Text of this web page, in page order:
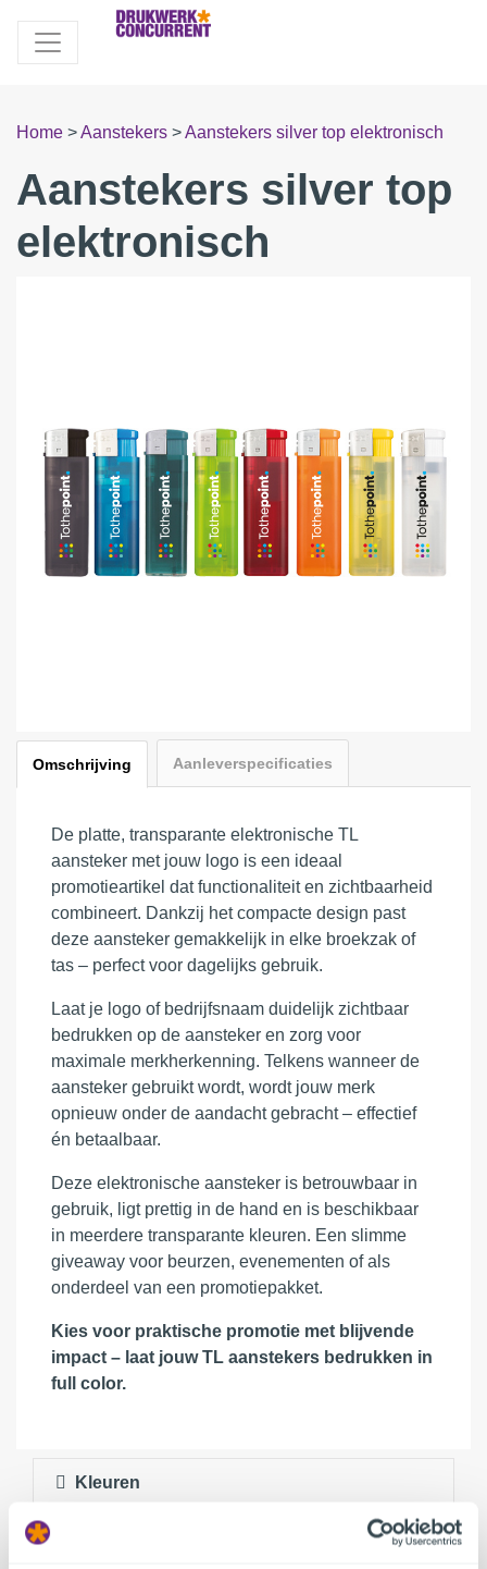
Home >Aanstekers >Aanstekers silver top elektronisch
Aanstekers silver top
elektronisch
Omschrijving Aanleverspecificaties
De platte, transparante elektronische TL
aansteker met jouw logo is een ideaal
promotieartikel dat functionaliteit en zichtbaarheid
combineert. Dankzij het compacte design past
deze aansteker gemakkelijk in elke broekzak of
tas – perfect voor dagelijks gebruik.
Laat je logo of bedrijfsnaam duidelijk zichtbaar
bedrukken op de aansteker en zorg voor
maximale merkherkenning. Telkens wanneer de
aansteker gebruikt wordt, wordt jouw merk
opnieuw onder de aandacht gebracht – effectief
én betaalbaar.
Deze elektronische aansteker is betrouwbaar in
gebruik, ligt prettig in de hand en is beschikbaar
in meerdere transparante kleuren. Een slimme
giveaway voor beurzen, evenementen of als
onderdeel van een promotiepakket.
Kies voor praktische promotie met blijvende
impact – laat jouw TL aanstekers bedrukken in
full color.
Kleuren